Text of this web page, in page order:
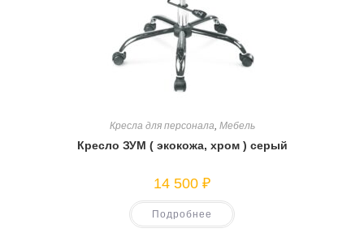
Кресла для персонала, Мебель
Кресло ЗУМ ( экокожа, хром ) серый
14 500 ₽
Подробнее